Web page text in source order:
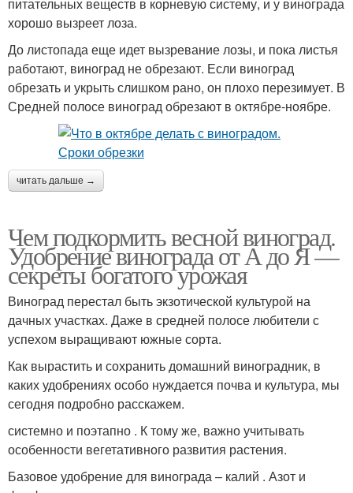
хорошо вызреет лоза.
До листопада еще идет вызревание лозы, и пока листья
работают, виноград не обрезают. Если виноград
обрезать и укрыть слишком рано, он плохо перезимует. В
Средней полосе виноград обрезают в октябре-ноябре.
читать дальше →
Чем подкормить весной виноград.
Удобрение винограда от А до Я —
секреты богатого урожая
Виноград перестал быть экзотической культурой на
дачных участках. Даже в средней полосе любители с
успехом выращивают южные сорта.
Как вырастить и сохранить домашний виноградник, в
каких удобрениях особо нуждается почва и культура, мы
сегодня подробно расскажем.
системно и поэтапно . К тому же, важно учитывать
особенности вегетативного развития растения.
Базовое удобрение для винограда – калий . Азот и